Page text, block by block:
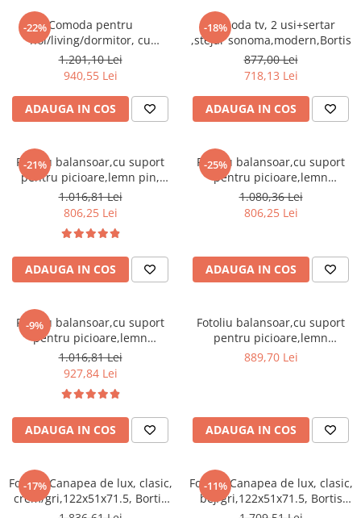
-22%Comoda pentru
hol/living/dormitor, cu
sertare, stejar
sonoma,123x85x34 cm,Bortis
Impex
1.201,10 Lei
940,55 Lei
ADAUGA IN COS
-18%
Comoda tv, 2 usi+sertar
,stejar sonoma,modern,Bortis
877,00 Lei
718,13 Lei
ADAUGA IN COS
-21%
Fotoliu balansoar,cu suport
pentru picioare,lemn pin,
stofa/textil alb/crem ,cu
perna,Bortis
1.016,81 Lei
806,25 Lei
ADAUGA IN COS
-25%
Fotoliu balansoar,cu suport
pentru picioare,lemn
mesteacan maro, stofa/textil
maro ,cu perna,Bortis
1.080,36 Lei
806,25 Lei
ADAUGA IN COS
-9%
Fotoliu balansoar,cu suport
pentru picioare,lemn
mesteacan, stofa/textil gri ,cu
perna,Bortis
1.016,81 Lei
927,84 Lei
ADAUGA IN COS
Fotoliu balansoar,cu suport
pentru picioare,lemn
mesteacan, stofa/textil maro
889,70 Lei
ADAUGA IN COS
-17%
Fotoliu/Canapea de lux, clasic,
crem/gri,122x51x71.5, Bortis
Impex
-11%
Fotoliu/Canapea de lux, clasic,
bej/gri,122x51x71.5, Bortis
Impex